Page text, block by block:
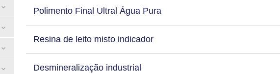
Polimento Final Ultral Água Pura
Resina de leito misto indicador
Desmineralização industrial